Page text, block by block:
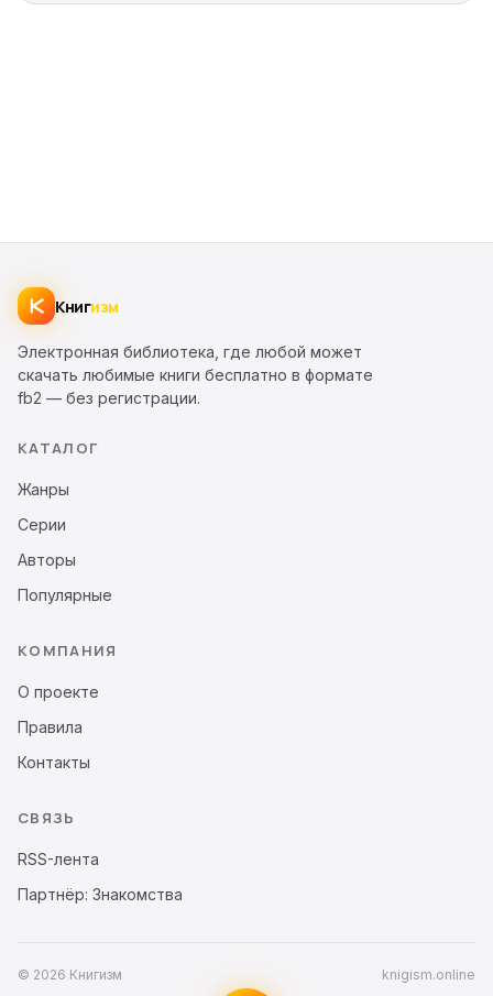
Книгизм
Электронная библиотека, где любой может
скачать любимые книги бесплатно в формате
fb2 — без регистрации.
КАТАЛОГ
Жанры
Серии
Авторы
Популярные
КОМПАНИЯ
О проекте
Правила
Контакты
СВЯЗЬ
RSS-лента
Партнёр: Знакомства
© 2026 Книгизм knigism.online